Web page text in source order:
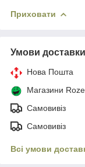
Приховати
Умови доставки
Нова Пошта
Магазини
Самовивіз
Самовивіз
Всі умови